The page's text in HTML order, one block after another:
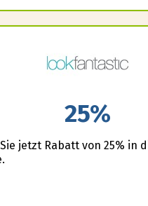
25%
jetzt Rabatt von 25% in